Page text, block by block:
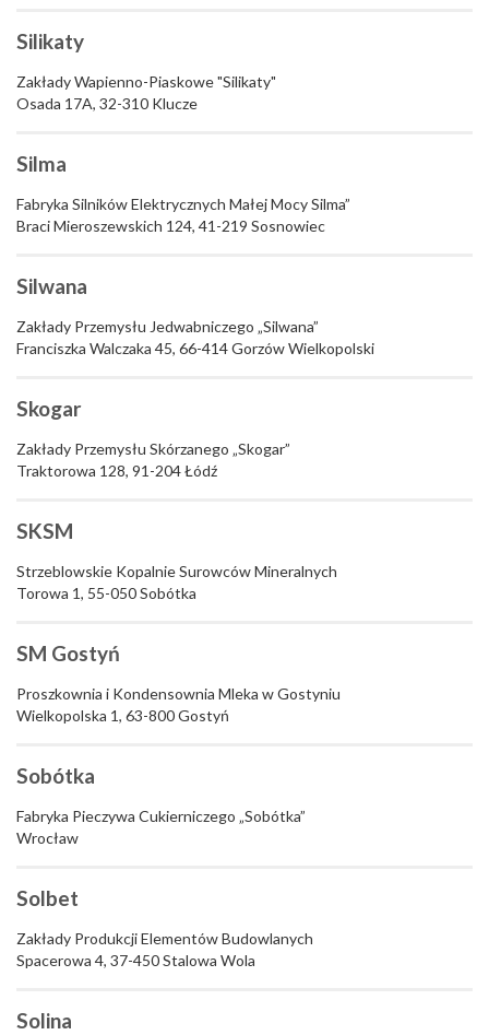
Silikaty
Zakłady Wapienno-Piaskowe "Silikaty"
Osada 17A, 32-310 Klucze
Silma
Fabryka Silników Elektrycznych Małej Mocy Silma”
Braci Mieroszewskich 124, 41-219 Sosnowiec
Silwana
Zakłady Przemysłu Jedwabniczego „Silwana”
Franciszka Walczaka 45, 66-414 Gorzów Wielkopolski
Skogar
Zakłady Przemysłu Skórzanego „Skogar”
Traktorowa 128, 91-204 Łódź
SKSM
Strzeblowskie Kopalnie Surowców Mineralnych
Torowa 1, 55-050 Sobótka
SM Gostyń
Proszkownia i Kondensownia Mleka w Gostyniu
Wielkopolska 1, 63-800 Gostyń
Sobótka
Fabryka Pieczywa Cukierniczego „Sobótka”
Wrocław
Solbet
Zakłady Produkcji Elementów Budowlanych
Spacerowa 4, 37-450 Stalowa Wola
Solina